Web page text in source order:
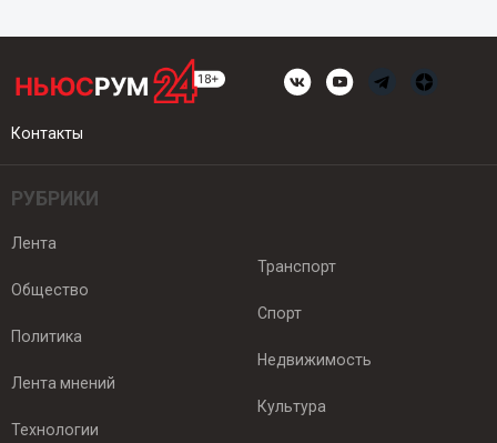
Контакты
РУБРИКИ
Лента
Общество
Политика
Лента мнений
Технологии
Транспорт
Спорт
Недвижимость
Культура